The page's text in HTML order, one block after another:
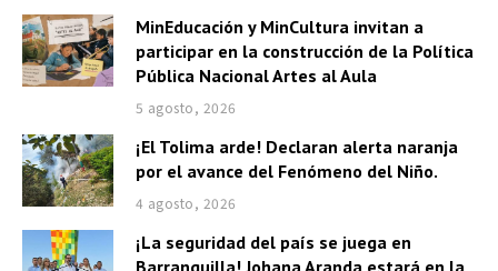
MinEducación y MinCultura invitan a
participar en la construcción de la Política
Pública Nacional Artes al Aula
5 agosto, 2026
¡El Tolima arde! Declaran alerta naranja
por el avance del Fenómeno del Niño.
4 agosto, 2026
¡La seguridad del país se juega en